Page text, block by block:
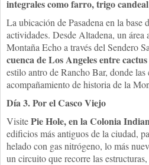
integrales como farro, trigo
La ubicación de Pasadena en la base
actividades. Desde Altadena, un área
Montaña Echo a través del Sendero
cuenca de Los Angeles entre
estilo antro de Rancho Bar, donde
acompañamiento de historia de la
Día 3. Por el Casco Viejo
VisitePie Hole, en la Colonia
edificios más antiguos de la ciudad,
helado con gas nitrógeno, lo más
un circuito que recorre las